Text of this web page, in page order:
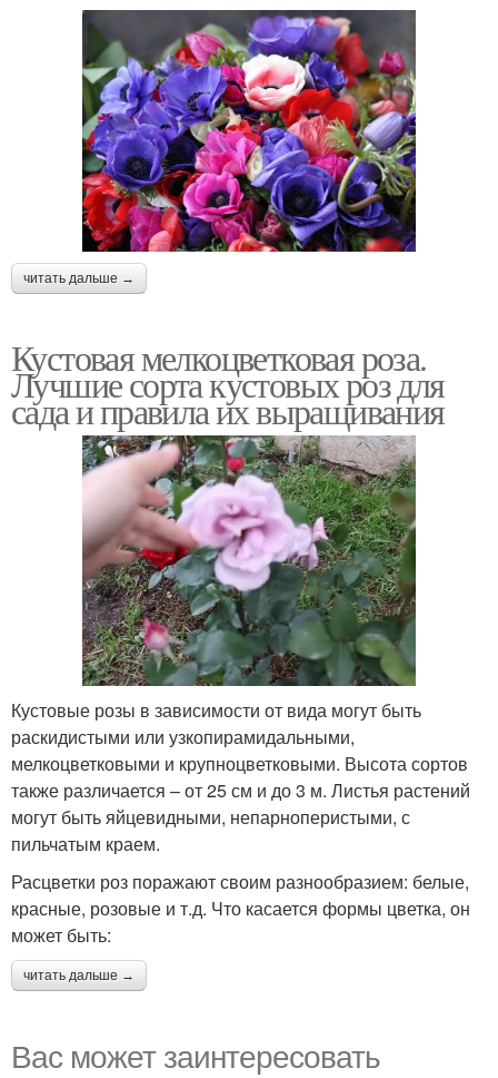
читать дальше →
Кустовая мелкоцветковая роза.
Лучшие сорта кустовых роз для
сада и правила их выращивания
Кустовые розы в зависимости от вида могут быть
раскидистыми или узкопирамидальными,
мелкоцветковыми и крупноцветковыми. Высота сортов
также различается – от 25 см и до 3 м. Листья растений
могут быть яйцевидными, непарноперистыми, с
пильчатым краем.
Расцветки роз поражают своим разнообразием: белые,
красные, розовые и т.д. Что касается формы цветка, он
может быть:
читать дальше →
Вас может заинтересовать